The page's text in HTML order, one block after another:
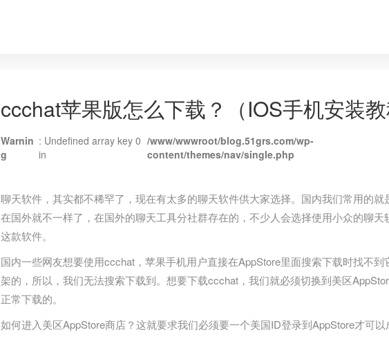
ccchat苹果版怎么下载？（IOS手机安装教
Warnin
g
: Undefined array key 0
in
/www/wwwroot/blog.51grs.com/wp-
content/themes/nav/single.php
聊天软件，其实都不稀罕了，现在有太多的聊天软件供大家选择。国内我们常用的
在国外就不一样了，在国外的聊天工具分社群存在的，不少人会选择使用小众的聊
这款软件。
国内一些网友想要使用ccchat，苹果手机用户直接在AppStore里面搜索下载时找不
架的，所以，我们无法搜索下载到。想要下载ccchat，我们就必须切换到美区
正常下载的。
如何进入美区AppStore商店？这就要求我们必须要一个美国ID登录到AppStore才可